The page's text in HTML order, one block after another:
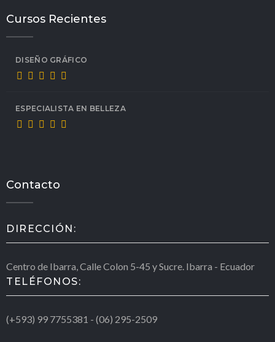
Cursos Recientes
DISEÑO GRÁFICO
ESPECIALISTA EN BELLEZA
Contacto
DIRECCIÓN:
Centro de Ibarra, Calle Colon 5-45 y Sucre. Ibarra - Ecuador
TELÉFONOS:
(+593) 99 7755381 - (06) 295-2509